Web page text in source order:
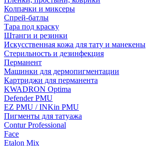
Колпачки и миксеры
Спрей-батлы
Тара под краску
Штанги и резинки
Искусственная кожа для тату и манекены
Стерильность и дезинфекция
Перманент
Машинки для дермопигментации
Картриджи для перманента
KWADRON Optima
Defender PMU
EZ PMU / INKin PMU
Пигменты для татуажа
Contur Professional
Face
Etalon Mix